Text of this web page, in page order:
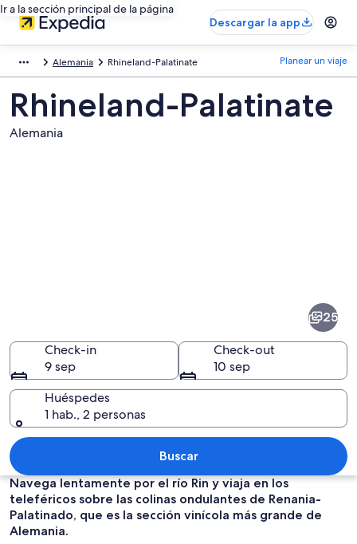
Ir a la sección principal de la página
Descargar la app
Alemania Rhineland-Palatinate Planear un viaje
Rhineland-Palatinate
Alemania
Una calle adoquinada bordeada por
25
Check-in
9 sep
Check-out
10 sep
Huéspedes
1 hab., 2 personas
Buscar
Navega lentamente por el río Rin y viaja en los
teleféricos sobre las colinas ondulantes de Renania-
Palatinado, que es la sección vinícola más grande de
Alemania.